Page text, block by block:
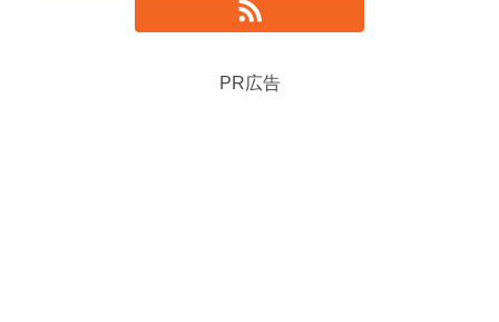
PR広告